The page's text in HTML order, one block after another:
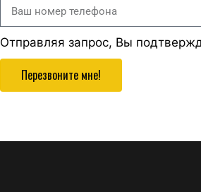
Отправляя запрос, Вы
Перезвоните мне!